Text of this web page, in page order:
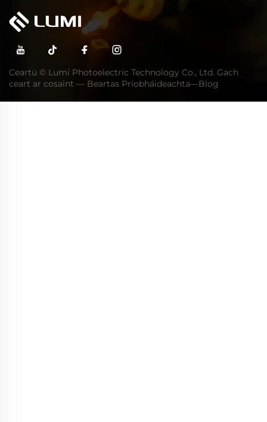
Ceartú © Lumi Photoelectric Technology Co., Ltd. Gach
ceart ar cosaint — Beartas Príobháideachta—Blog